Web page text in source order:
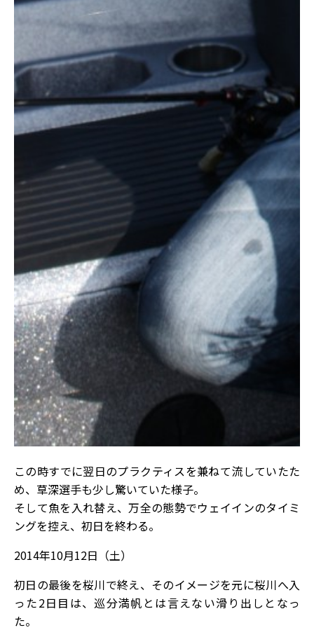
この時すでに翌日のプラクティスを兼ねて流していたた
め、草深選手も少し驚いていた様子。
そして魚を入れ替え、万全の態勢でウェイインのタイミ
ングを控え、初日を終わる。
2014年10月12日（土）
初日の最後を桜川で終え、そのイメージを元に桜川へ入
った2日目は、巡分満帆とは言えない滑り出しとなっ
た。